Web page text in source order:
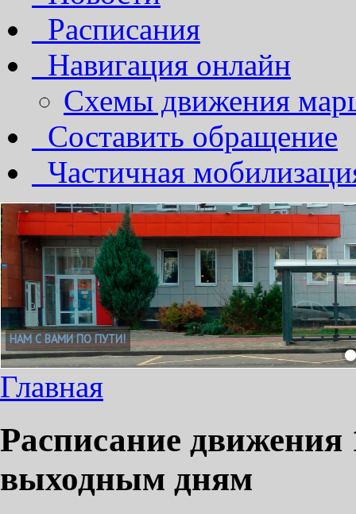
Расписания
Навигация онлайн
Схемы движения
Составить обращение
Частичная
Главная
Расписание
выходным дням